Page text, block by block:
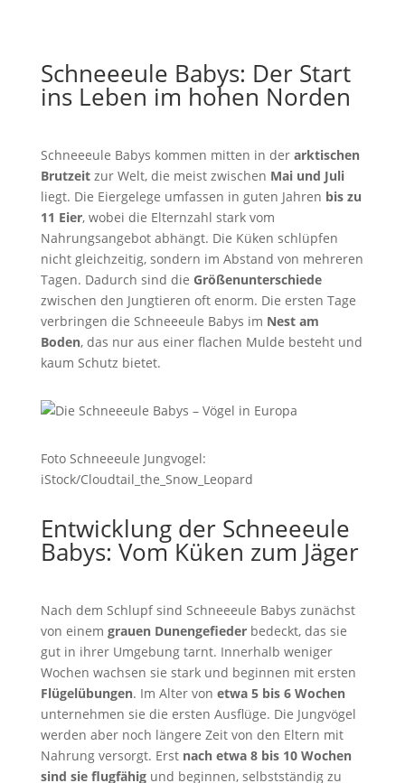
Schneeeule Babys: Der Start
ins Leben im hohen Norden
Schneeeule Babys kommen mitten in derarktischen
Brutzeitzur Welt, die meist zwischen Mai und Juli
liegt. Die Eiergelege umfassen in guten Jahren bis zu
11 Eier, wobei die Elternzahl stark vom
Nahrungsangebot abhängt. Die Küken schlüpfen
nicht gleichzeitig, sondern im Abstand von mehreren
Tagen. Dadurch sind die Größenunterschiede
zwischen den Jungtieren oft enorm. Die ersten Tage
verbringen die Schneeeule Babys im Nest am
Boden, das nur aus einer flachen Mulde besteht und
kaum Schutz bietet.
Foto Schneeeule Jungvogel:
iStock/Cloudtail_the_Snow_Leopard
Entwicklung der Schneeeule
Babys: Vom Küken zum Jäger
Nach dem Schlupf sind Schneeeule Babys zunächst
von einem grauen Dunengefiederbedeckt, das sie
gut in ihrer Umgebung tarnt. Innerhalb weniger
Wochen wachsen sie stark und beginnen mit ersten
Flügelübungen. Im Alter von etwa 5 bis 6 Wochen
unternehmen sie die ersten Ausflüge. Die Jungvögel
werden aber noch längere Zeit von den Eltern mit
Nahrung versorgt. Erst nach etwa 8 bis 10 Wochen
sind sie flugfähigund beginnen, selbstständig zu